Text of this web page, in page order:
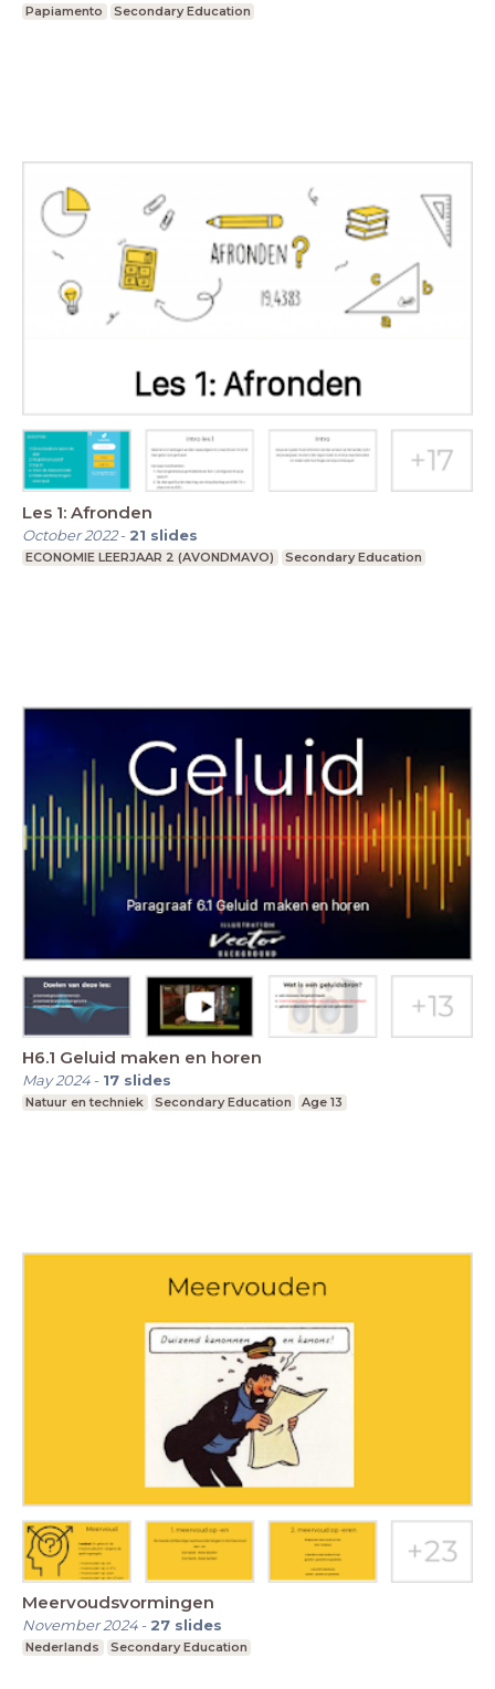
Papiamento Secondary Education
Les 1: Afronden
October 2022- 21 slides
ECONOMIE LEERJAAR 2 (AVONDMAVO) Secondary Education
H6.1 Geluid maken en horen
May 2024- 17 slides
Natuur en techniek Secondary Education Age 13
Meervoudsvormingen
November 2024- 27 slides
Nederlands Secondary Education